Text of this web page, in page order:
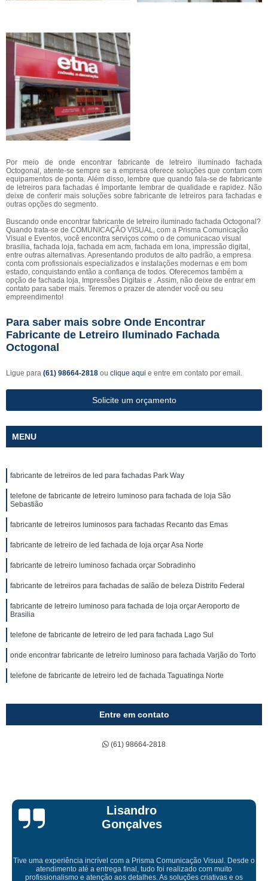
Por meio de onde encontrar fabricante de letreiro iluminado fachada
Octogonal, atente-se sempre se a empresa oferece soluções que contam com
equipamentos de ponta. Além disso, lembre que quando fala-se de fabricante
de letreiros para fachadas é importante lembrar de qualidade e rapidez. Não
deixe de conferir mais soluções sobre fabricante de letreiros para fachadas e
outras opções do segmento.
Buscando onde encontrar fabricante de letreiro iluminado fachada Octogonal?
Quando trata-se de COMUNICAÇÃO VISUAL, com a Prisma Comunicação
Visual e Eventos, você encontra serviços como o de comunicacao visual
brasilia, fachada loja, fachada em acm, fachada em lona, impressão digital,
entre outras alternativas. Apresentando produtos de alto padrão, a empresa
conta com profissionais especializados e instalações modernas e em bom
estado, conquistando então a confiança de todos. Oferecemos também a
opção de fachada loja, Impressões Digitais e . Assim, não deixe de entrar em
contato para saber mais. Teremos o prazer de atender você ou seu
empreendimento!
Para saber mais sobre Onde Encontrar
Fabricante de Letreiro Iluminado Fachada
Octogonal
Ligue para (61) 98664-2818 ou clique aqui e entre em contato por email.
Solicite um orçamento
MENU
fabricante de letreiros de led para fachadas Park Way
telefone de fabricante de letreiro luminoso para fachada de loja São
Sebastião
fabricante de letreiros luminosos para fachadas Recanto das Emas
fabricante de letreiro de led fachada de loja orçar Asa Norte
fabricante de letreiro luminoso fachada orçar Sobradinho
fabricante de letreiros para fachadas de salão de beleza Distrito Federal
fabricante de letreiro luminoso para fachada de loja orçar Aeroporto de
Brasilia
telefone de fabricante de letreiro de led para fachada Lago Sul
onde encontrar fabricante de letreiro luminoso para fachada Varjão do Torto
telefone de fabricante de letreiro led de fachada Taguatinga Norte
Entre em contato
(61) 98664-2818
Bruna Eduarda
Empresa maravilhosa, entregue antes do prazo e a instalação da lona